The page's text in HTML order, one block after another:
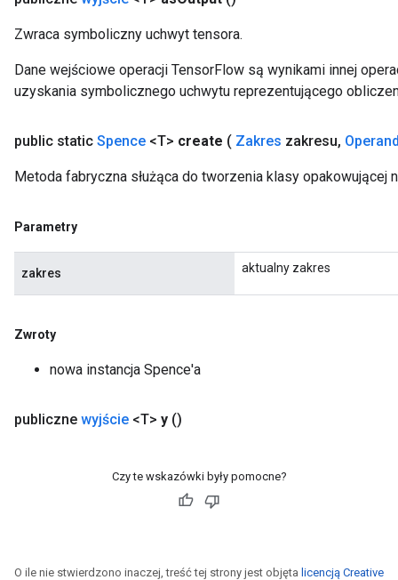
Zwraca symboliczny uchwyt tensora.
Dane wejściowe operacji TensorFlow są wynikami innej
uzyskania symbolicznego uchwytu reprezentującego
public static Spence <T> create ( Zakres zakresu,
Metoda fabryczna służąca do tworzenia klasy opakowującej
Parametry
zakres aktualny zakres
Zwroty
nowa instancja Spence'a
publiczne wyjście <T> y ()
Czy te wskazówki były pomocne?
O ile nie stwierdzono inaczej, treść tej strony jest objęta licencją Creative